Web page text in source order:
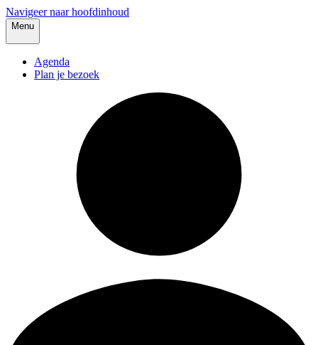
Navigeer naar hoofdinhoud
Menu
Agenda
Plan je bezoek